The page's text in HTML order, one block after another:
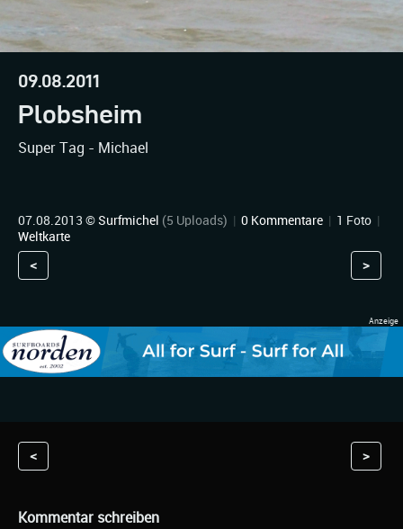
09.08.2011
Plobsheim
Super Tag - Michael
07.08.2013 ©Surfmichel (5 Uploads) | 0 Kommentare | 1 Foto |
Weltkarte
< >
< >
Kommentar schreiben